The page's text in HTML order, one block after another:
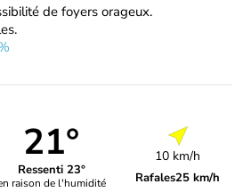
de foyers orageux.
21°
Ressenti 23°
raison de l'humidité
10 km/h
Rafales25 km/h